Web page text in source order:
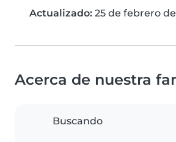
Actualizado: 25 de febrero
Acerca de nuestra
Buscando